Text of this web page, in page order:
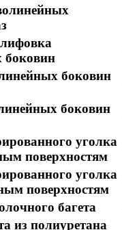
боковин
боковин
боковин
уголка
поверхностям
уголка
поверхностям
багета
из полиуретана